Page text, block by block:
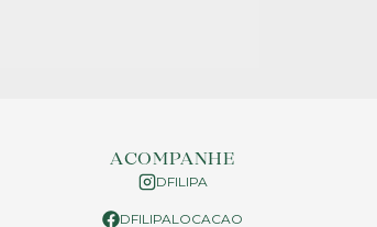
ACOMPANHE
DFILIPA
DFILIPALOCACAO